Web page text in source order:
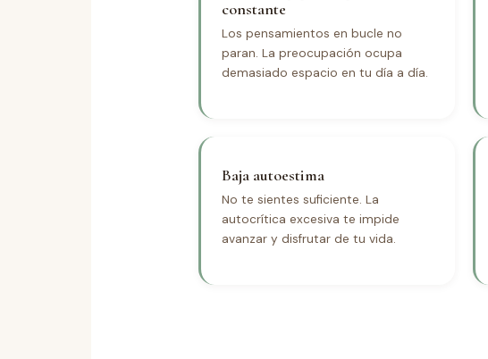
constante
Los pensamientos en bucle no
paran. La preocupación ocupa
demasiado espacio en tu día a día.
Baja autoestima
No te sientes suficiente. La
autocrítica excesiva te impide
avanzar y disfrutar de tu vida.